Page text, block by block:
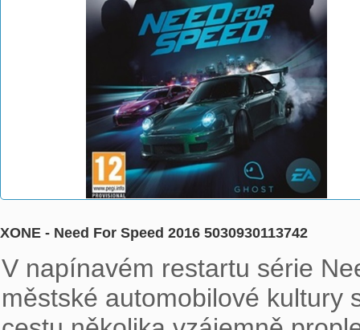
XONE - Need For Speed 2016 5030930113742
V napínavém restartu série
městské automobilové kultury